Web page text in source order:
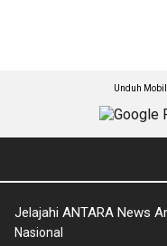
Unduh
Jelajahi ANTARA News
Nasional